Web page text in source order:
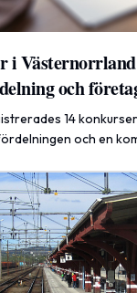
i
och
14
och en